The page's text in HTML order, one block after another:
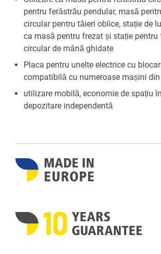
pentru ferăstrău pendular, masă
circular pentru tăieri oblice, stație de
ca masă pentru frezat și stație pentru
circular de mână ghidate
Placa pentru unelte electrice cu
compatibilă cu numeroase mașini
utilizare mobilă, economie de spațiu
depozitare independentă